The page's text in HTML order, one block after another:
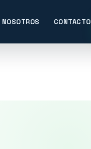
NOSOTROS CONTACTO